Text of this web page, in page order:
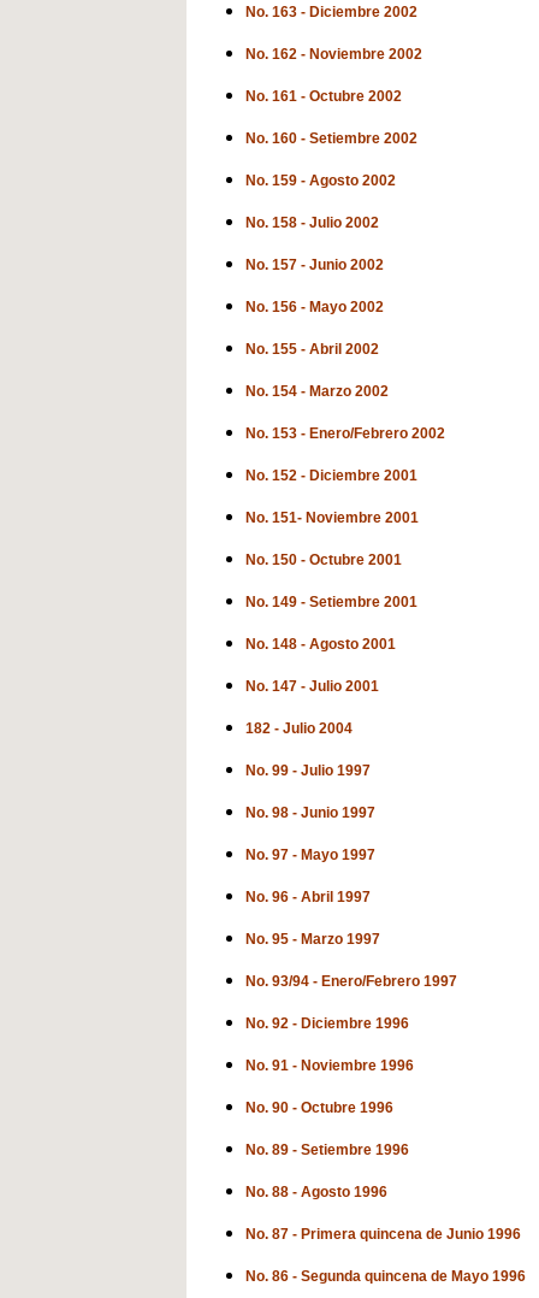
No. 163 - Diciembre 2002
No. 162 - Noviembre 2002
No. 161 - Octubre 2002
No. 160 - Setiembre 2002
No. 159 - Agosto 2002
No. 158 - Julio 2002
No. 157 - Junio 2002
No. 156 - Mayo 2002
No. 155 - Abril 2002
No. 154 - Marzo 2002
No. 153 - Enero/Febrero 2002
No. 152 - Diciembre 2001
No. 151- Noviembre 2001
No. 150 - Octubre 2001
No. 149 - Setiembre 2001
No. 148 - Agosto 2001
No. 147 - Julio 2001
182 - Julio 2004
No. 99 - Julio 1997
No. 98 - Junio 1997
No. 97 - Mayo 1997
No. 96 - Abril 1997
No. 95 - Marzo 1997
No. 93/94 - Enero/Febrero 1997
No. 92 - Diciembre 1996
No. 91 - Noviembre 1996
No. 90 - Octubre 1996
No. 89 - Setiembre 1996
No. 88 - Agosto 1996
No. 87 - Primera quincena de Junio 1996
No. 86 - Segunda quincena de Mayo 1996